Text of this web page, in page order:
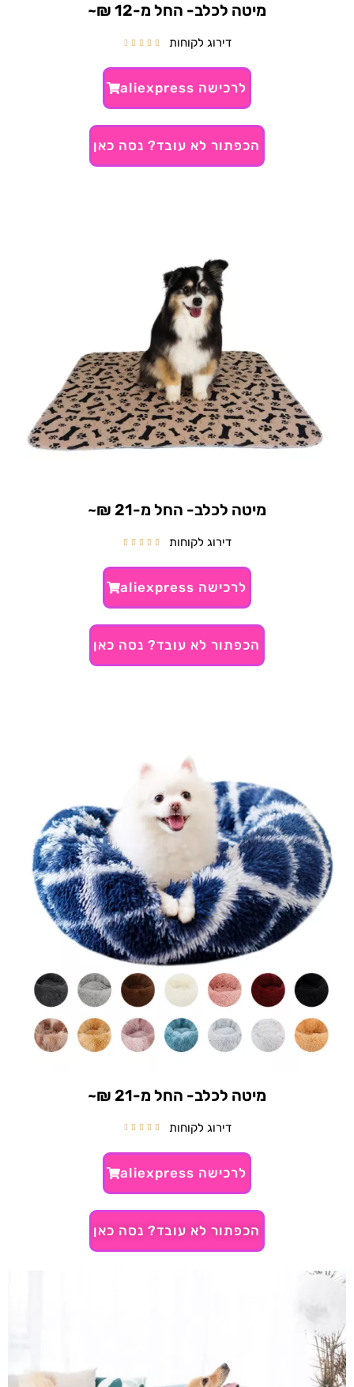
מיטה לכלב- החל מ-12 ₪~
דירוג לקוחות 




לרכישה aliexpress
הכפתור לא עובד? נסה כאן
מיטה לכלב- החל מ-21 ₪~
דירוג לקוחות 




לרכישה aliexpress
הכפתור לא עובד? נסה כאן
מיטה לכלב- החל מ-21 ₪~
דירוג לקוחות 




לרכישה aliexpress
הכפתור לא עובד? נסה כאן